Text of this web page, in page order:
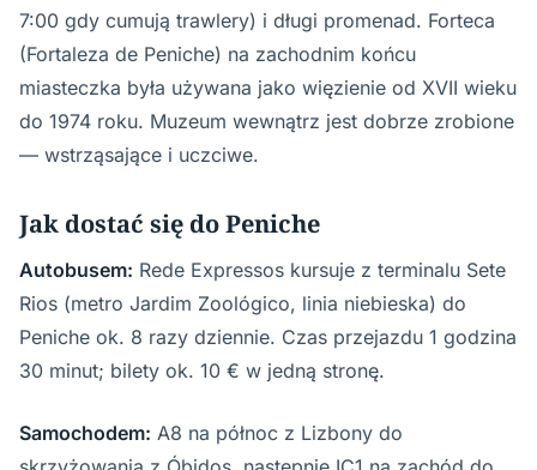
7:00 gdy cumują trawlery) i długi promenad. Forteca
(Fortaleza de Peniche) na zachodnim końcu
miasteczka była używana jako więzienie od XVII wieku
do 1974 roku. Muzeum wewnątrz jest dobrze zrobione
— wstrząsające i uczciwe.
Jak dostać się do Peniche
Autobusem: Rede Expressos kursuje z terminalu Sete
Rios (metro Jardim Zoológico, linia niebieska) do
Peniche ok. 8 razy dziennie. Czas przejazdu 1 godzina
30 minut; bilety ok. 10 € w jedną stronę.
Samochodem: A8 na północ z Lizbony do